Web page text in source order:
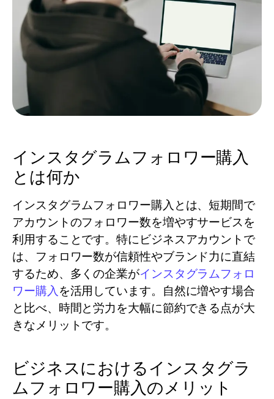
インスタグラムフォロワー購入
とは何か
インスタグラムフォロワー購入とは、短期間で
アカウントのフォロワー数を増やすサービスを
利用することです。特にビジネスアカウントで
は、フォロワー数が信頼性やブランド力に直結
するため、多くの企業がインスタグラムフォロ
ワー購入 を活用しています。自然に増やす場合
と比べ、時間と労力を大幅に節約できる点が大
きなメリットです。
ビジネスにおけるインスタグラ
ムフォロワー購入のメリット